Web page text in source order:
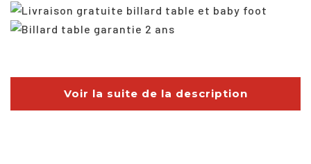
Voir la suite de la description